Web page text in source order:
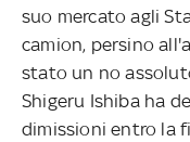
suo mercato agli
camion, persino
stato un no
Shigeru Ishiba ha
dimissioni entro la